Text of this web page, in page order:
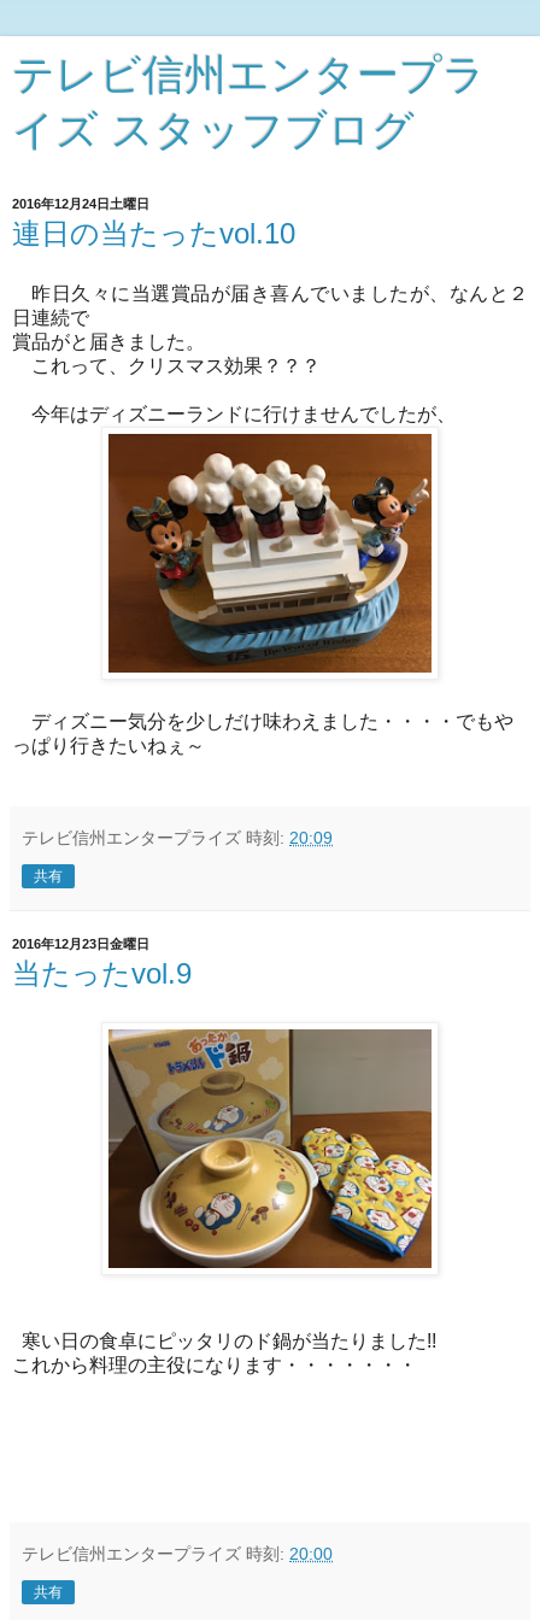
テレビ信州エンタープラ
イズ スタッフブログ
2016年12月24日土曜日
連日の当たったvol.10
昨日久々に当選賞品が届き喜んでいましたが、なんと２
日連続で
賞品がと届きました。
これって、クリスマス効果？？？
今年はディズニーランドに行けませんでしたが、
ディズニー気分を少しだけ味わえました・・・・でもや
っぱり行きたいねぇ～
テレビ信州エンタープライズ 時刻: 20:09
共有
2016年12月23日金曜日
当たったvol.9
寒い日の食卓にピッタリのド鍋が当たりました!!
これから料理の主役になります・・・・・・・
テレビ信州エンタープライズ 時刻: 20:00
共有